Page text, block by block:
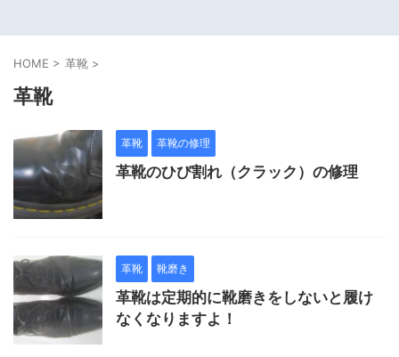
HOME > 革靴 >
革靴
革靴 革靴の修理
革靴のひび割れ（クラック）の修理
革靴 靴磨き
革靴は定期的に靴磨きをしないと履け
なくなりますよ！